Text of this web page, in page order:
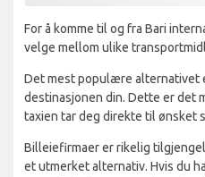
For å komme til og fra Bari
velge mellom ulike
Det mest populære alternativet
destinasjonen din. Dette er det
taxien tar deg direkte til ønsket
Billeiefirmaer er rikelig
et utmerket alternativ. Hvis du